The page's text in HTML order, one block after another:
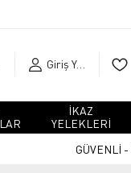
Giriş Yap
İKAZ
YELEKLERİ
GÜVENLİ -